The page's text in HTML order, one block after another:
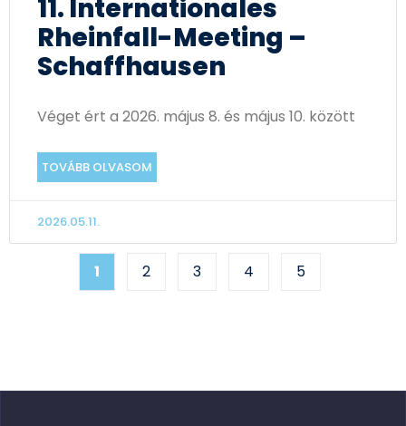
11. Internationales
Rheinfall-Meeting –
Schaffhausen
Véget ért a 2026. május 8. és május 10. között
TOVÁBB OLVASOM
2026.05.11.
1 2 3 4 5